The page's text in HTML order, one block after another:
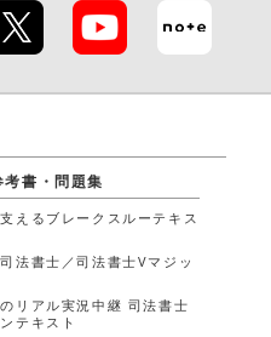
書・問題集
えるブレークスルーテキス
法書士／司法書士Vマジッ
リアル実況中継 司法書士
テキスト